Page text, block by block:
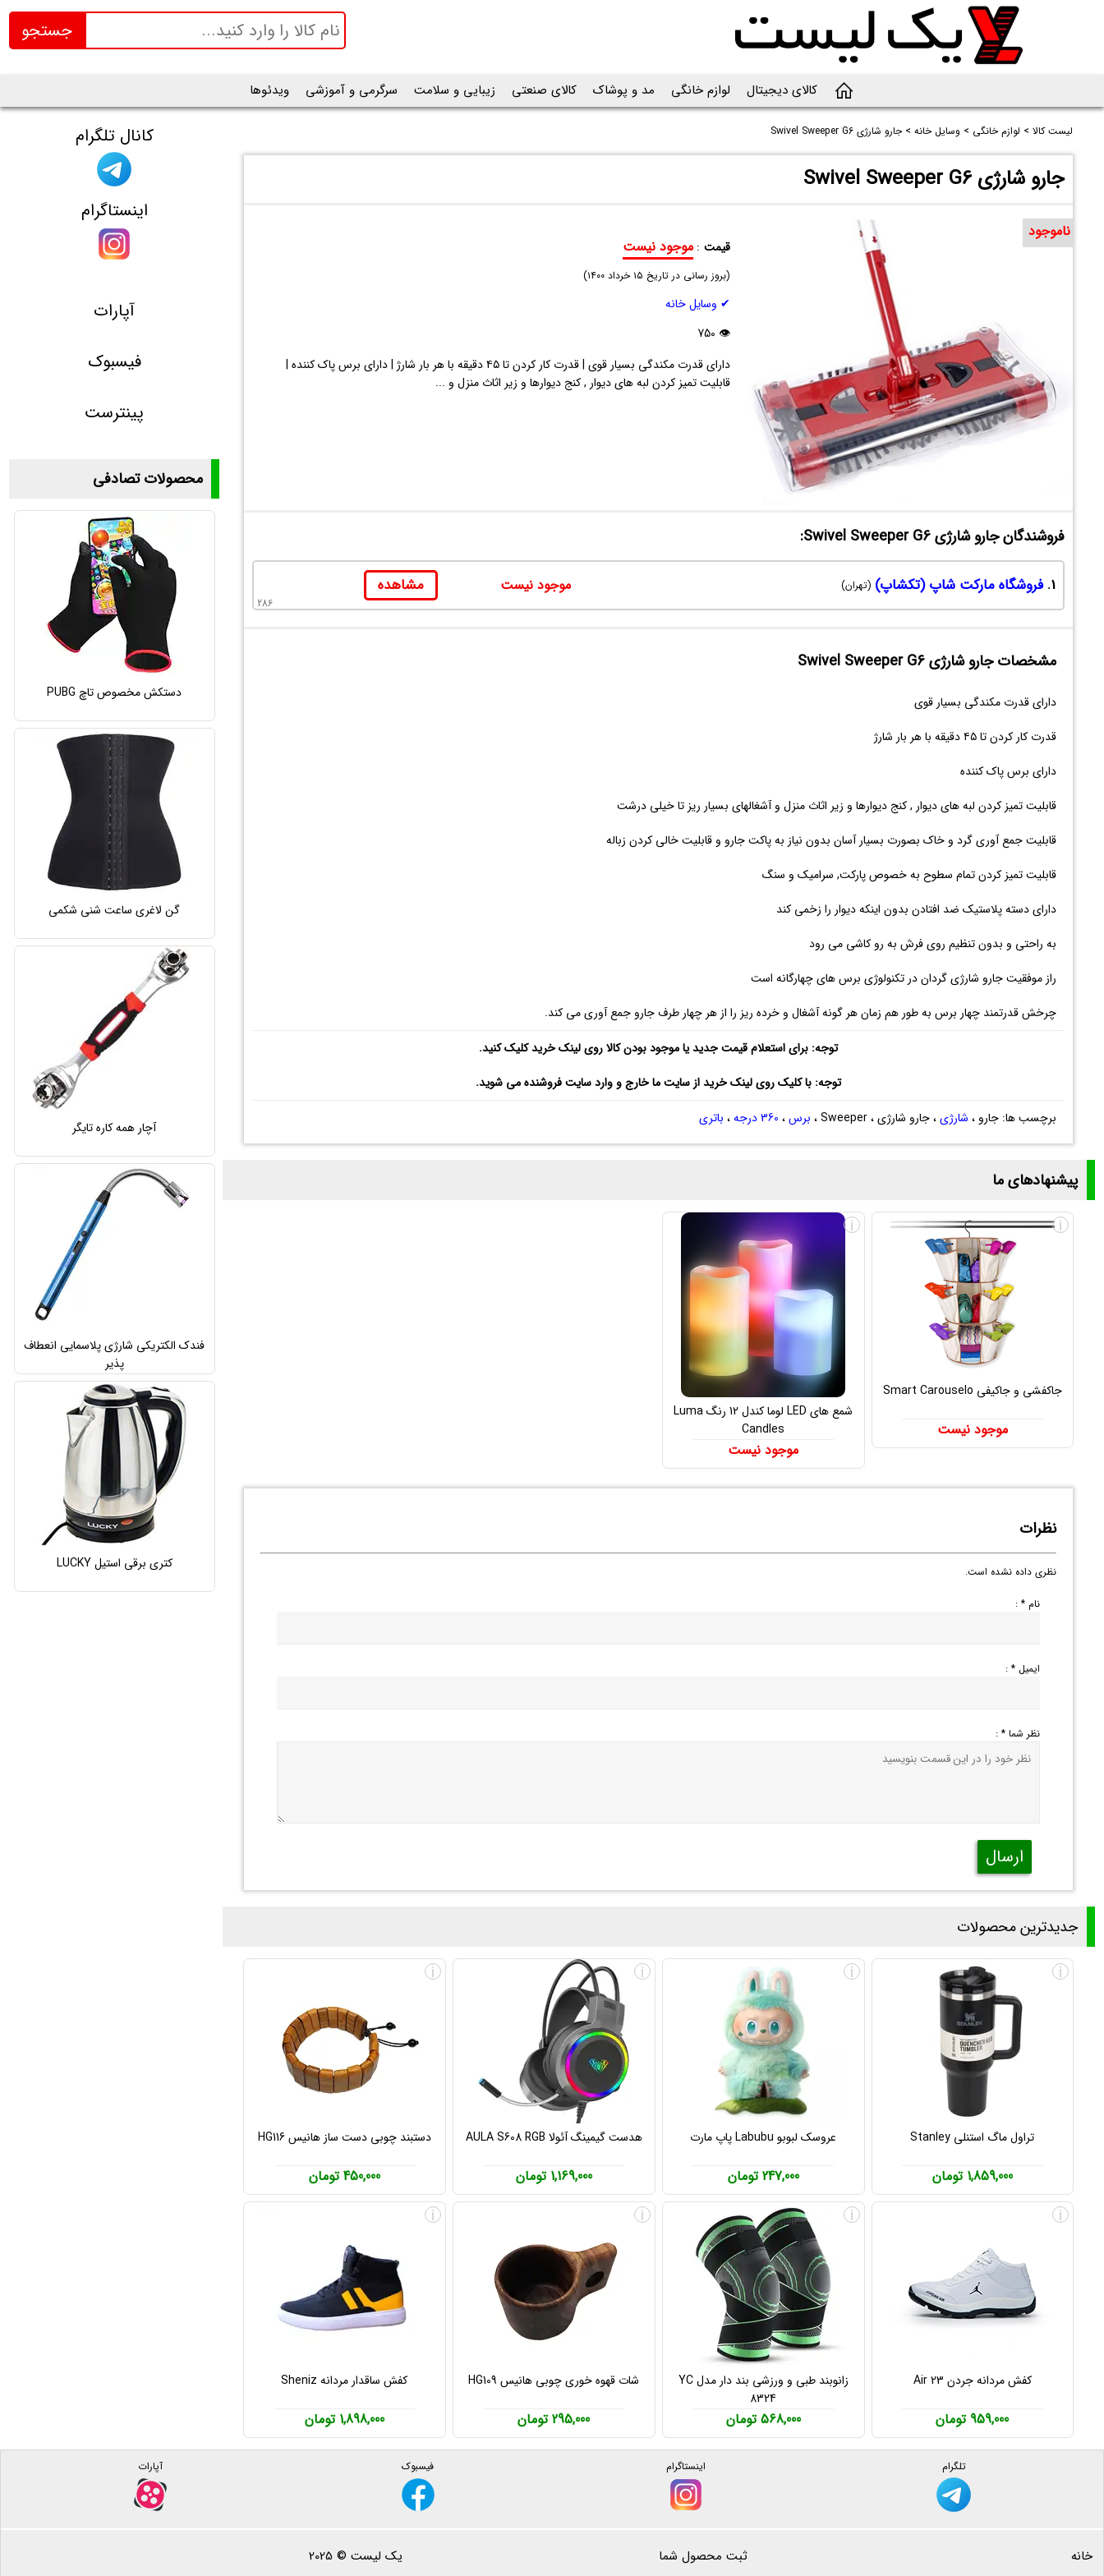
جستجو
کالای دیجیتال لوازم خانگی مد و پوشاک کالای صنعتی زیبایی و سلامت سرگرمی و آموزشی ویدئوها
لیست کالا > لوازم خانگی > وسایل خانه > جارو شارژی Swivel Sweeper G6
جارو شارژی Swivel Sweeper G6
ناموجود
قیمت
جارو
شارژی
Swivel
Sweeper
G6
: موجود نیست
(بروز رسانی در تاریخ ۱۵ خرداد ۱۴۰۰ )
✔ وسایل خانه
👁 750
دارای قدرت مکندگی بسیار قوی | قدرت کار کردن تا ۴۵ دقیقه با هر بار شارژ | دارای برس پاک کننده |
قابلیت تمیز کردن لبه های دیوار , کنج دیوارها و زیر اثاث منزل و ...
فروشندگان جارو شارژی Swivel Sweeper G6:
1. فروشگاه مارکت شاپ (تکشاپ) (تهران) موجود نیست مشاهده
286
مشخصات جارو شارژی Swivel Sweeper G6
دارای قدرت مکندگی بسیار قوی
قدرت کار کردن تا ۴۵ دقیقه با هر بار شارژ
دارای برس پاک کننده
قابلیت تمیز کردن لبه های دیوار , کنج دیوارها و زیر اثاث منزل و آشغالهای بسیار ریز تا خیلی درشت
قابلیت جمع آوری گرد و خاک بصورت بسیار آسان بدون نیاز به پاکت جارو و قابلیت خالی کردن زباله
قابلیت تمیز کردن تمام سطوح به خصوص پارکت, سرامیک و سنگ
دارای دسته پلاستیک ضد افتادن بدون اینکه دیوار را زخمی کند
به راحتی و بدون تنظیم روی فرش به رو کاشی می رود
راز موفقیت جارو شارژی گردان در تکنولوژی برس های چهارگانه است
چرخش قدرتمند چهار برس به طور هم زمان هر گونه آشغال و خرده ریز را از هر چهار طرف جارو جمع آوری می کند.
توجه: برای استعلام قیمت جدید یا موجود بودن کالا روی لینک خرید کلیک کنید.
توجه: با کلیک روی لینک خرید از سایت ما خارج و وارد سایت فروشنده می شوید.
برچسب ها: جارو ، شارژی، جارو شارژی ، Sweeper ، برس، 360 درجه ، باتری
پیشنهادهای ما
جاکفشی و جاکیفی Smart Carouselo
موجود نیست
i
شمع های LED لوما کندل 12 رنگ Luma
Candles
موجود نیست
i
نظرات
نظری داده نشده است.
نام * :
ایمیل * :
نظر شما * :
ارسال
جدیدترین محصولات
تراول ماگ استنلی Stanley
1,859,000 تومان
i
عروسک لبوبو Labubu پاپ مارت
247,000 تومان
i
هدست گیمینگ آئولا AULA S608 RGB
1,169,000 تومان
i
دستبند چوبی دست ساز هانیس HG116
450,000 تومان
i
کفش مردانه جردن Air 23
959,000 تومان
i
زانوبند طبی و ورزشی بند دار مدل YC
8324
568,000 تومان
i
شات قهوه خوری چوبی هانیس HG109
295,000 تومان
i
کفش ساقدار مردانه Sheniz
1,898,000 تومان
i
کانال تلگرام
اینستاگرام
آپارات
فیسبوک
پینترست
محصولات تصادفی
دستکش مخصوص تاچ PUBG
گن لاغری ساعت شنی شکمی
آچار همه کاره تایگر
فندک الکتریکی شارژی پلاسمایی انعطاف
پذیر
کتری برقی استیل LUCKY
تلگرام اینستاگرام فیسبوک آپارات
خانه ثبت محصول شما یک لیست © 2025